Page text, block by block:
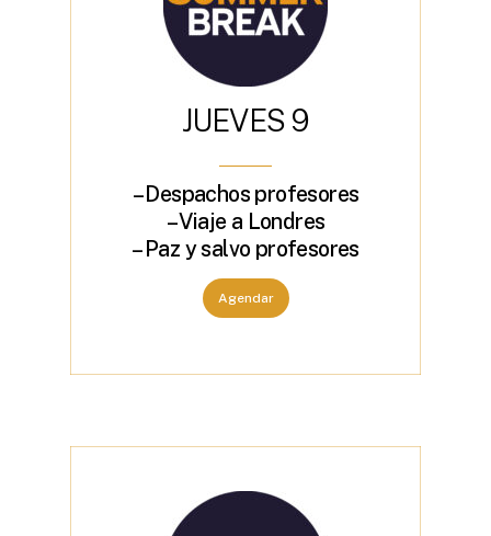
JUEVES 9
– Despachos profesores
– Viaje a Londres
– Paz y salvo profesores
Agendar